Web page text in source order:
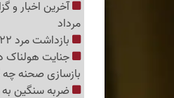
مرداد
بازداشت مرد 22 ساله با لباس «عزرائیل» روی پشت‌بام بیمارستان
جنایت
بازسازی صحنه
ضربه سنگین به